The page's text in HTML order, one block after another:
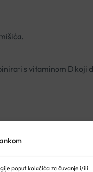
poput kolačića za čuvanje i/ili
s vitaminom D